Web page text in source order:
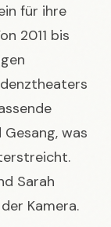
für ihre
2011 bis
was
Sarah
Kamera.